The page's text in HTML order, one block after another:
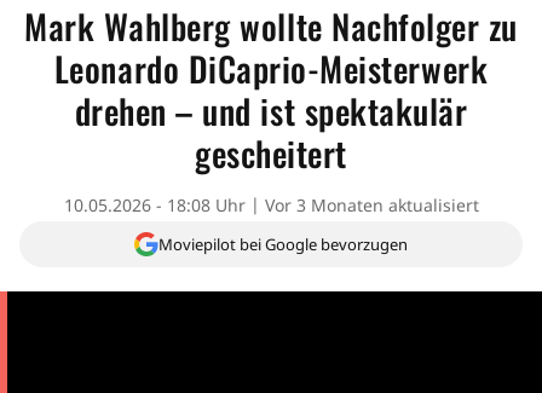
Mark Wahlberg wollte Nachfolger zu
Leonardo DiCaprio-Meisterwerk
drehen – und ist spektakulär
gescheitert
10.05.2026 - 18:08 Uhr Vor 3 Monaten aktualisiert
Moviepilot bei Google bevorzugen